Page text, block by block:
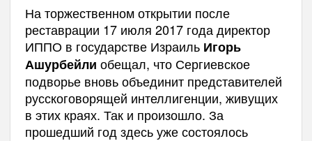
На торжественном открытии после
реставрации 17 июля 2017 года директор
ИППО в государстве Израиль Игорь
Ашурбейли обещал, что Сергиевское
подворье вновь объединит представителей
русскоговорящей интеллигенции, живущих
в этих краях. Так и произошло. За
прошедший год здесь уже состоялось